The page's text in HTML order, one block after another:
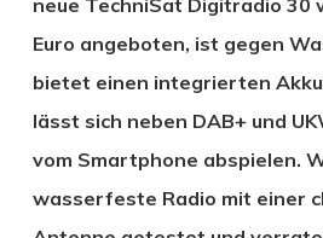
Euro angeboten, ist gegen
bietet einen integrierten
lässt sich neben DAB+ und
vom Smartphone abspielen.
wasserfeste Radio mit einer